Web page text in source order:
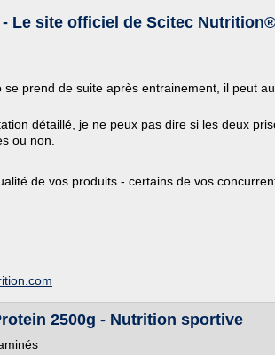
Le site officiel de Scitec
prend de suite après entrainement, il peut
détaillé, je ne peux pas dire si les deux
ou non.
de vos produits - certains de vos
2500g - Nutrition sportive